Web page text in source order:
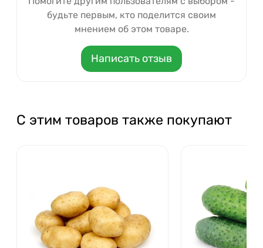
будьте первым, кто поделится своим
мнением об этом товаре.
Написать отзыв
С этим товаров также покупают